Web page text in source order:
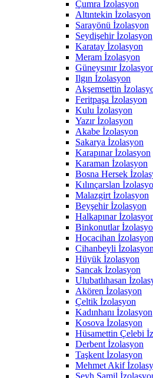
Çumra İzolasyon
Altıntekin İzolasyon
Sarayönü İzolasyon
Seydişehir İzolasyon
Karatay İzolasyon
Meram İzolasyon
Güneysınır
Ilgın İzolasyon
Akşemsettin
Feritpaşa İzolasyon
Kulu İzolasyon
Yazır İzolasyon
Akabe İzolasyon
Sakarya İzolasyon
Karapınar İzolasyon
Karaman İzolasyon
Bosna Hersek
Kılınçarslan
Malazgirt İzolasyon
Beyşehir İzolasyon
Halkapınar
Binkonutlar
Hocacihan İzolasyon
Cihanbeyli İzolasyon
Hüyük İzolasyon
Sancak İzolasyon
Ulubatlıhasan
Akören İzolasyon
Çeltik İzolasyon
Kadınhanı İzolasyon
Kosova İzolasyon
Hüsamettin Çelebi
Derbent İzolasyon
Taşkent İzolasyon
Mehmet Akif